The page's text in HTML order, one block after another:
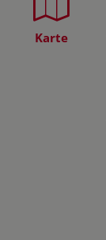
Karte